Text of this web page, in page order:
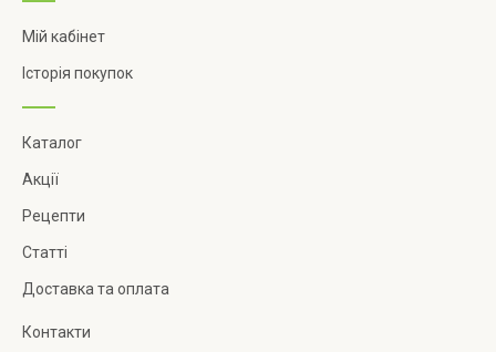
Мій кабінет
Історія покупок
Каталог
Акції
Рецепти
Статті
Доставка та оплата
Контакти